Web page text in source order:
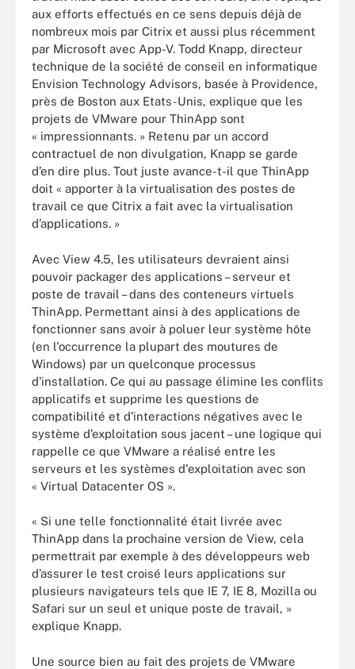
aux efforts effectués en ce sens depuis déjà de
nombreux mois par Citrix et aussi plus récemment
par Microsoft avec App-V. Todd Knapp, directeur
technique de la société de conseil en informatique
Envision Technology Advisors, basée à Providence,
près de Boston aux Etats-Unis, explique que les
projets de VMware pour ThinApp sont
« impressionnants. » Retenu par un accord
contractuel de non divulgation, Knapp se garde
d’en dire plus. Tout juste avance-t-il que ThinApp
doit « apporter à la virtualisation des postes de
travail ce que Citrix a fait avec la virtualisation
d’applications. »
Avec View 4.5, les utilisateurs devraient ainsi
pouvoir packager des applications – serveur et
poste de travail – dans des conteneurs virtuels
ThinApp. Permettant ainsi à des applications de
fonctionner sans avoir à poluer leur système hôte
(en l'occurrence la plupart des moutures de
Windows) par un quelconque processus
d'installation. Ce qui au passage élimine les conflits
applicatifs et supprime les questions de
compatibilité et d'interactions négatives avec le
système d’exploitation sous jacent – une logique qui
rappelle ce que VMware a réalisé entre les
serveurs et les systèmes d'exploitation avec son
« Virtual Datacenter OS ».
« Si une telle fonctionnalité était livrée avec
ThinApp dans la prochaine version de View, cela
permettrait par exemple à des développeurs web
d’assurer le test croisé leurs applications sur
plusieurs navigateurs tels que IE 7, IE 8, Mozilla ou
Safari sur un seul et unique poste de travail, »
explique Knapp.
Une source bien au fait des projets de VMware